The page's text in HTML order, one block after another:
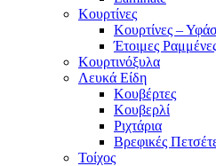
Κουρτίνες
Κουρτίνες –
Έτοιμες
Κουρτινόξυλα
Λευκά Είδη
Κουβέρτες
Κουβερλί
Ριχτάρια
Βρεφικές
Τοίχος